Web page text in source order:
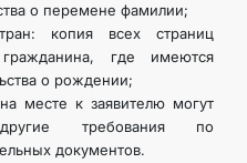
о перемене фамилии;
копия всех страниц
гражданина, где имеются
о рождении;
месте к заявителю могут
требования по
документов.